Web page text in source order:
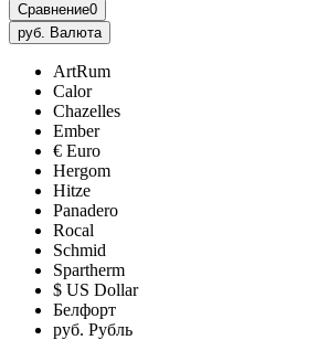
Сравнение0
руб. Валюта
ArtRum
Calor
Chazelles
Ember
€ Euro
Hergom
Hitze
Panadero
Rocal
Schmid
Spartherm
$ US Dollar
Белфорт
руб. Рубль